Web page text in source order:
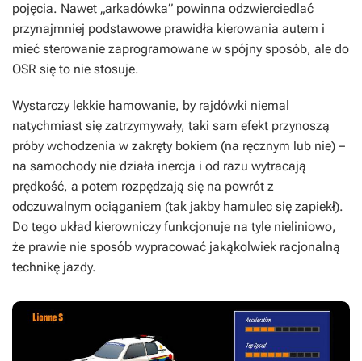
pojęcia. Nawet „arkadówka” powinna odzwierciedlać
przynajmniej podstawowe prawidła kierowania autem i
mieć sterowanie zaprogramowane w spójny sposób, ale do
OSR się to nie stosuje.
Wystarczy lekkie hamowanie, by rajdówki niemal
natychmiast się zatrzymywały, taki sam efekt przynoszą
próby wchodzenia w zakręty bokiem (na ręcznym lub nie) –
na samochody nie działa inercja i od razu wytracają
prędkość, a potem rozpędzają się na powrót z
odczuwalnym ociąganiem (tak jakby hamulec się zapiekł).
Do tego układ kierowniczy funkcjonuje na tyle nieliniowo,
że prawie nie sposób wypracować jakąkolwiek racjonalną
technikę jazdy.